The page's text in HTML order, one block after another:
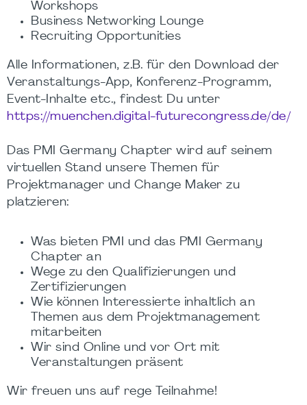
Workshops
Business Networking Lounge
Recruiting Opportunities
Alle Informationen, z.B. für den Download der
Veranstaltungs-App, Konferenz-Programm,
Event-Inhalte etc., findest Du unter
https://muenchen.digital-futurecongress.de/de/
Das PMI Germany Chapter wird auf seinem
virtuellen Stand unsere Themen für
Projektmanager und Change Maker zu
platzieren:
Was bieten PMI und das PMI Germany
Chapter an
Wege zu den Qualifizierungen und
Zertifizierungen
Wie können Interessierte inhaltlich an
Themen aus dem Projektmanagement
mitarbeiten
Wir sind Online und vor Ort mit
Veranstaltungen präsent
Wir freuen uns auf rege Teilnahme!